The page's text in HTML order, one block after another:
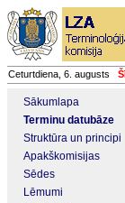
Ceturtdiena, 6. augusts
Sākumlapa
Terminu datubāze
Struktūra un principi
Apakškomisijas
Sēdes
Lēmumi